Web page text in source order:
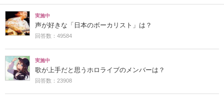
実施中
声が好きな「日本のボーカリスト」は？
回答数：49584
実施中
歌が上手だと思うホロライブのメンバーは？
回答数：23908